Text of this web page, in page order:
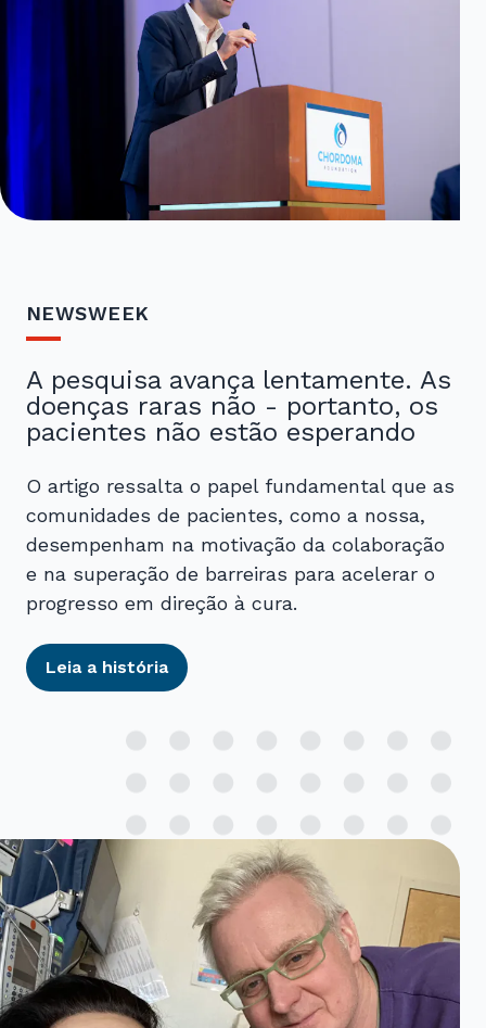
NEWSWEEK
A pesquisa avança lentamente. As
doenças raras não - portanto, os
pacientes não estão esperando
O artigo ressalta o papel fundamental que as
comunidades de pacientes, como a nossa,
desempenham na motivação da colaboração
e na superação de barreiras para acelerar o
progresso em direção à cura.
Leia a história